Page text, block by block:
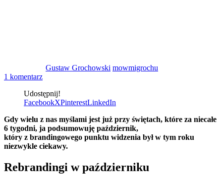
Gustaw Grochowski mowmigrochu
1 komentarz
Udostępnij!
FacebookXPinterestLinkedIn
Gdy wielu z nas myślami jest już przy świętach, które za niecałe
6 tygodni, ja podsumowuję październik,
który z brandingowego punktu widzenia był w tym roku
niezwykle ciekawy.
Rebrandingi w październiku